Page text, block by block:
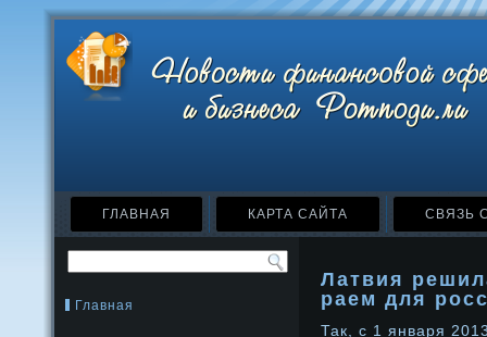
ГЛАВНАЯ КАРТА САЙТА СВЯЗЬ
Главная
Латвия
раем для
Так, с 1 января